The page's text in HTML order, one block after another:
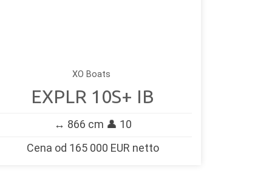
XO Boats
EXPLR 10S+ IB
↔️ 866 cm 👤 10
Cena od 165 000 EUR netto